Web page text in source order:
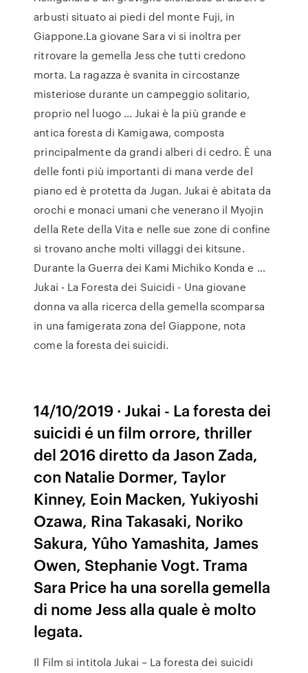
arbusti situato ai piedi del monte Fuji, in
Giappone.La giovane Sara vi si inoltra per
ritrovare la gemella Jess che tutti credono
morta. La ragazza è svanita in circostanze
misteriose durante un campeggio solitario,
proprio nel luogo … Jukai è la più grande e
antica foresta di Kamigawa, composta
principalmente da grandi alberi di cedro. È una
delle fonti più importanti di mana verde del
piano ed è protetta da Jugan. Jukai è abitata da
orochi e monaci umani che venerano il Myojin
della Rete della Vita e nelle sue zone di confine
si trovano anche molti villaggi dei kitsune.
Durante la Guerra dei Kami Michiko Konda e …
Jukai - La Foresta dei Suicidi - Una giovane
donna va alla ricerca della gemella scomparsa
in una famigerata zona del Giappone, nota
come la foresta dei suicidi.
14/10/2019 · Jukai - La foresta dei
suicidi é un film orrore, thriller
del 2016 diretto da Jason Zada,
con Natalie Dormer, Taylor
Kinney, Eoin Macken, Yukiyoshi
Ozawa, Rina Takasaki, Noriko
Sakura, Yûho Yamashita, James
Owen, Stephanie Vogt. Trama
Sara Price ha una sorella gemella
di nome Jess alla quale è molto
legata.
Il Film si intitola Jukai – La foresta dei suicidi